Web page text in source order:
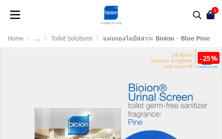
0
Home ... Toilet Solutions แผ่นรองโถปัสสาวะ Bioion - Blue Pine
-25%